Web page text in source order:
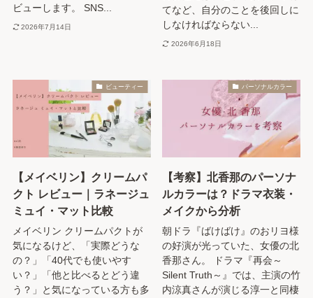
ビューします。 SNS...
2026年7月14日
てなど、自分のことを後回しに
しなければならない...
2026年6月18日
ビューティー
【メイベリン】クリームパ
クト レビュー｜ラネージュ
ミュイ・マット比較
メイベリン クリームパクトが
気になるけど、「実際どうな
の？」「40代でも使いやす
い？」「他と比べるとどう違
う？」と気になっている方も多
パーソナルカラー
【考察】北香那のパーソナ
ルカラーは？ドラマ衣装・
メイクから分析
朝ドラ『ばけばけ』のおリヨ様
の好演が光っていた、女優の北
香那さん。 ドラマ『再会～
Silent Truth～』では、主演の竹
内涼真さんが演じる淳一と同棲